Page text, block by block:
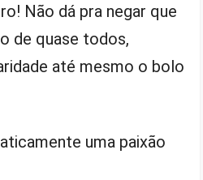
Não dá pra negar que
de quase todos,
até mesmo o bolo
uma paixão